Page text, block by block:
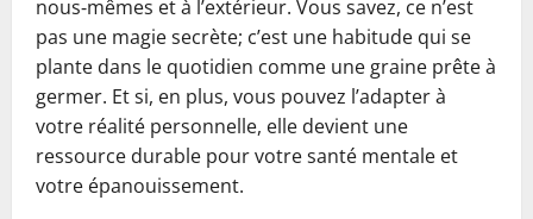
nous‑mêmes et à l’extérieur. Vous savez, ce n’est
pas une magie secrète; c’est une habitude qui se
plante dans le quotidien comme une graine prête à
germer. Et si, en plus, vous pouvez l’adapter à
votre réalité personnelle, elle devient une
ressource durable pour votre santé mentale et
votre épanouissement.